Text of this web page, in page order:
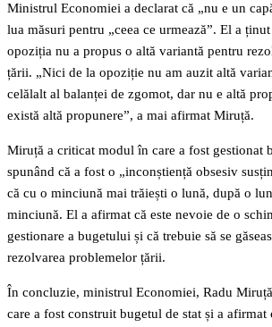
Ministrul Economiei a declarat că „nu e un
lua măsuri pentru „ceea ce urmează”. El a
opoziția nu a propus o altă variantă pentru
țării. „Nici de la opoziție nu am auzit altă
celălalt al balanței de zgomot, dar nu e altă
există altă propunere”, a mai afirmat Miruță.
Miruță a criticat modul în care a fost gestionat
spunând că a fost o „inconștiență obsesiv
că cu o minciună mai trăiești o lună, după o
minciună. El a afirmat că este nevoie de o
gestionare a bugetului și că trebuie să se
rezolvarea problemelor țării.
În concluzie, ministrul Economiei, Radu
care a fost construit bugetul de stat și a afirmat